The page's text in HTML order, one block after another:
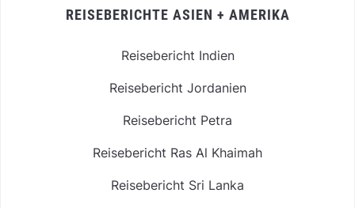
REISEBERICHTE ASIEN + AMERIKA
Reisebericht Indien
Reisebericht Jordanien
Reisebericht Petra
Reisebericht Ras Al Khaimah
Reisebericht Sri Lanka